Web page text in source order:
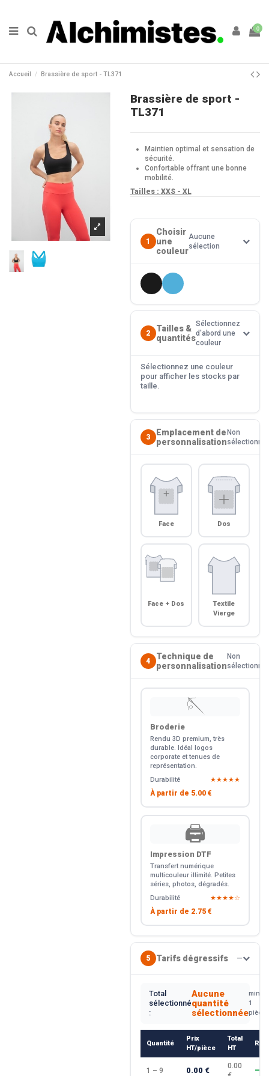
0
Accueil Brassière de sport - TL371
Brassière de sport -
TL371
Maintien optimal et sensation de
sécurité.
Confortable offrant une bonne
mobilité.
Tailles : XXS - XL
1
Choisir
une
couleur
Aucune
sélection
2
Tailles &
quantités
Sélectionnez
d'abord une
couleur
Sélectionnez une couleur
pour afficher les stocks par
taille.
3
Emplacement de
personnalisation
Non
sélectionné
Face Dos
Face + Dos
Textile
Vierge
4
Technique de
personnalisation
Non
sélectionné
🪡
Broderie
Rendu 3D premium, très
durable. Idéal logos
corporate et tenues de
représentation.
Durabilité
★★★★★
À partir de 5.00 €
🖨️
Impression DTF
Transfert numérique
multicouleur illimité. Petites
séries, photos, dégradés.
Durabilité
★★★★☆
À partir de 2.75 €
5 Tarifs dégressifs —
Total
sélectionné
:
Aucune
quantité
sélectionnée
min.
1
pièce
Quantité
Prix
HT/pièce
Total
HT
1 – 9 0.00 €
0.00
—